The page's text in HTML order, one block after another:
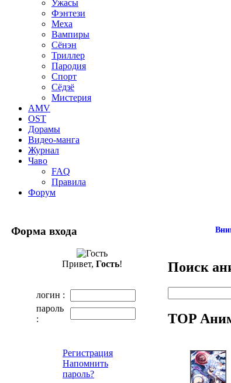
Ужасы
Фэнтези
Меха
Вампиры
Сёнэн
Триллер
Пародия
Спорт
Сёдзё
Мистерия
AMV
OST
Дорамы
Видео-манга
Журнал
Чаво
FAQ
Правила
Форум
Форма входа
Привет, Гость!
логин :
пароль
:
Регистрация
Напомнить
пароль?
Поиск
TOP